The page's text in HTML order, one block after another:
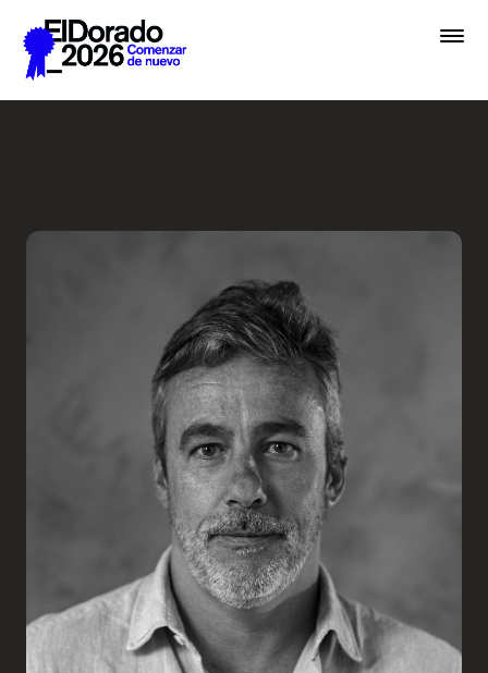
Saltar al contenido principal
Inscribir
Boletería